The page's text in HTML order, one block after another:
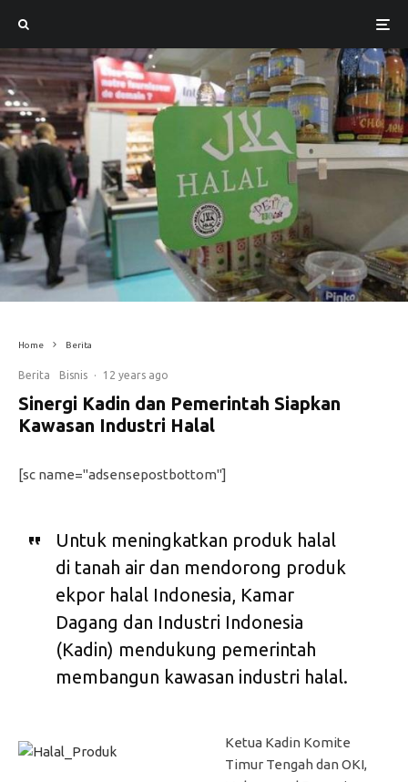
Home Berita
Berita Bisnis · 12 years ago
Sinergi Kadin dan Pemerintah Siapkan
Kawasan Industri Halal
[sc name="adsensepostbottom"]
Untuk meningkatkan produk halal
di tanah air dan mendorong produk
ekpor halal Indonesia, Kamar
Dagang dan Industri Indonesia
(Kadin) mendukung pemerintah
membangun kawasan industri halal.
Ketua Kadin Komite
Timur Tengah dan OKI,